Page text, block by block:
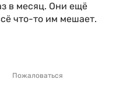
в месяц. Они ещё
что-то им мешает.
Пожаловаться